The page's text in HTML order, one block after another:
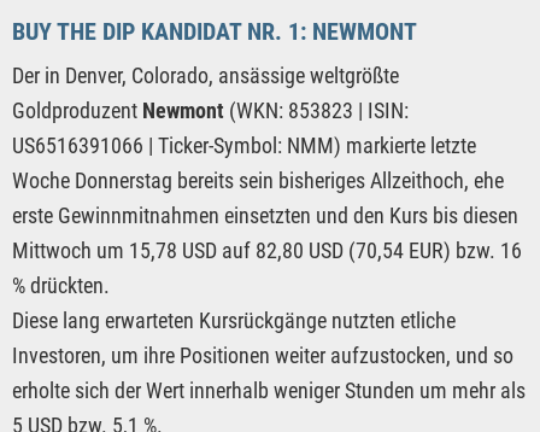
BUY THE DIP KANDIDAT NR. 1: NEWMONT
Der in Denver, Colorado, ansässige weltgrößte
Goldproduzent Newmont (WKN: 853823 | ISIN:
US6516391066 | Ticker-Symbol: NMM) markierte letzte
Woche Donnerstag bereits sein bisheriges Allzeithoch, ehe
erste Gewinnmitnahmen einsetzten und den Kurs bis diesen
Mittwoch um 15,78 USD auf 82,80 USD (70,54 EUR) bzw. 16
% drückten.
Diese lang erwarteten Kursrückgänge nutzten etliche
Investoren, um ihre Positionen weiter aufzustocken, und so
erholte sich der Wert innerhalb weniger Stunden um mehr als
5 USD bzw. 5,1 %.